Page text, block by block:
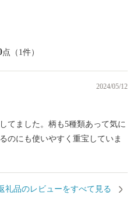
点（1件）
2024/05/12
てました。柄も5種類あって気に
のにも使いやすく重宝していま
礼品のレビューをすべて見る